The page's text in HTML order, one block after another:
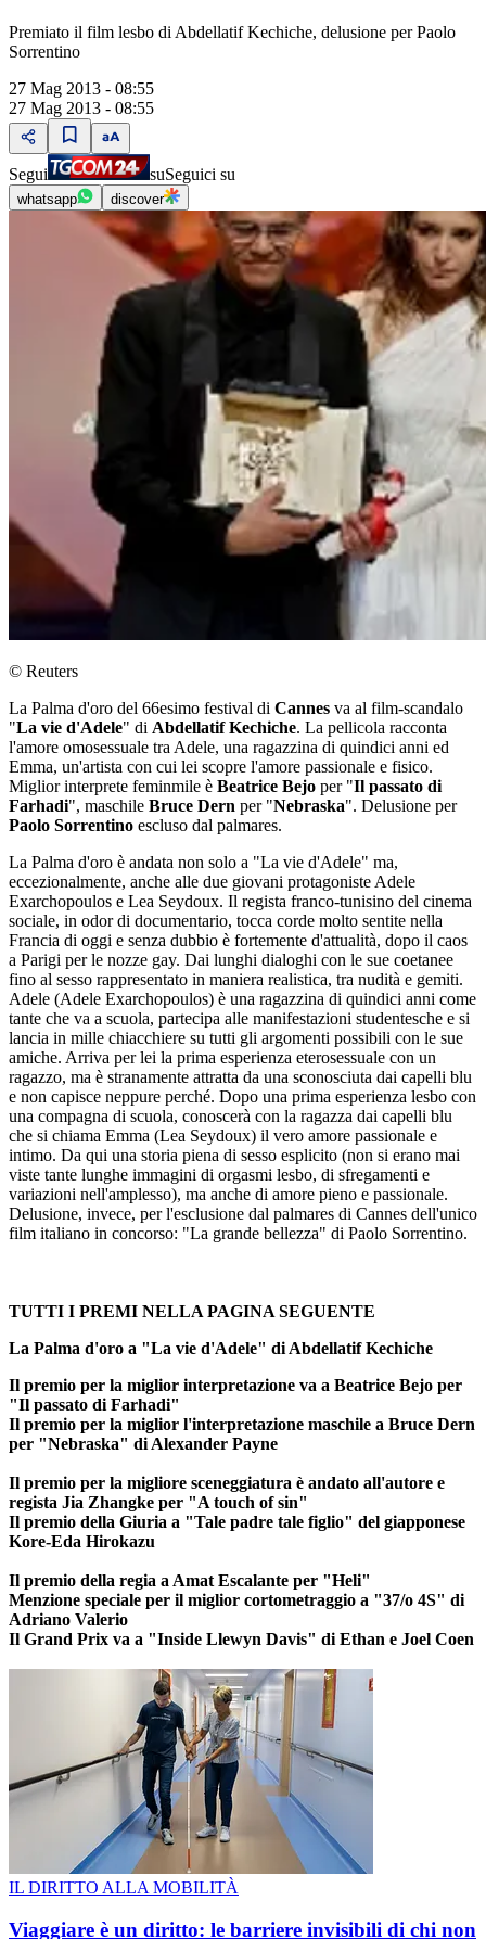
Premiato il film lesbo di Abdellatif Kechiche, delusione per Paolo
Sorrentino
27 Mag 2013 - 08:55
27 Mag 2013 - 08:55
Segui suSeguici su
whatsapp discover
© Reuters
La Palma d'oro del 66esimo festival di Cannes va al film-scandalo
"La vie d'Adele" di Abdellatif Kechiche. La pellicola racconta
l'amore omosessuale tra Adele, una ragazzina di quindici anni ed
Emma, un'artista con cui lei scopre l'amore passionale e fisico.
Miglior interprete feminmile è Beatrice Bejo per "Il passato di
Farhadi", maschile Bruce Dern per "Nebraska". Delusione per
Paolo Sorrentino escluso dal palmares.
La Palma d'oro è andata non solo a "La vie d'Adele" ma,
eccezionalmente, anche alle due giovani protagoniste Adele
Exarchopoulos e Lea Seydoux. Il regista franco-tunisino del cinema
sociale, in odor di documentario, tocca corde molto sentite nella
Francia di oggi e senza dubbio è fortemente d'attualità, dopo il caos
a Parigi per le nozze gay. Dai lunghi dialoghi con le sue coetanee
fino al sesso rappresentato in maniera realistica, tra nudità e gemiti.
Adele (Adele Exarchopoulos) è una ragazzina di quindici anni come
tante che va a scuola, partecipa alle manifestazioni studentesche e si
lancia in mille chiacchiere su tutti gli argomenti possibili con le sue
amiche. Arriva per lei la prima esperienza eterosessuale con un
ragazzo, ma è stranamente attratta da una sconosciuta dai capelli blu
e non capisce neppure perché. Dopo una prima esperienza lesbo con
una compagna di scuola, conoscerà con la ragazza dai capelli blu
che si chiama Emma (Lea Seydoux) il vero amore passionale e
intimo. Da qui una storia piena di sesso esplicito (non si erano mai
viste tante lunghe immagini di orgasmi lesbo, di sfregamenti e
variazioni nell'amplesso), ma anche di amore pieno e passionale.
Delusione, invece, per l'esclusione dal palmares di Cannes dell'unico
film italiano in concorso: "La grande bellezza" di Paolo Sorrentino.
TUTTI I PREMI NELLA PAGINA SEGUENTE
La Palma d'oro a "La vie d'Adele" di Abdellatif Kechiche
Il premio per la miglior interpretazione va a Beatrice Bejo per
"Il passato di Farhadi"
Il premio per la miglior l'interpretazione maschile a Bruce Dern
per "Nebraska" di Alexander Payne
Il premio per la migliore sceneggiatura è andato all'autore e
regista Jia Zhangke per "A touch of sin"
Il premio della Giuria a "Tale padre tale figlio" del giapponese
Kore-Eda Hirokazu
Il premio della regia a Amat Escalante per "Heli"
Menzione speciale per il miglior cortometraggio a "37/o 4S" di
Adriano Valerio
Il Grand Prix va a "Inside Llewyn Davis" di Ethan e Joel Coen
IL DIRITTO ALLA MOBILITÀ
Viaggiare è un diritto: le barriere invisibili di chi non